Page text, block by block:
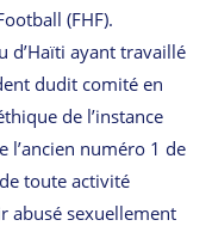
(FHF).
d’Haïti ayant travaillé
dudit comité en
de l’instance
l’ancien numéro 1 de
toute activité
abusé sexuellement